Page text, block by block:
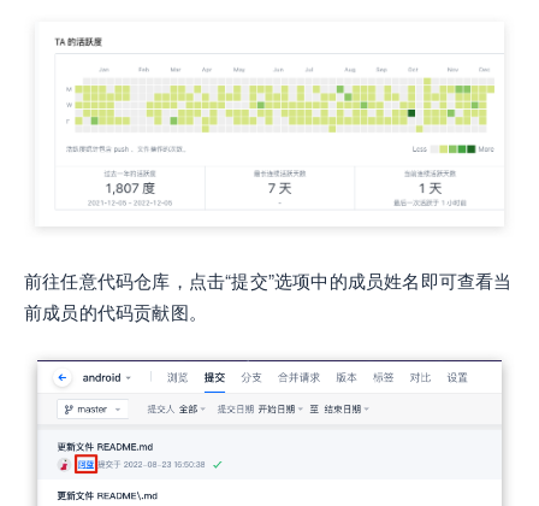
前往任意代码仓库，点击“提交”选项中的成员姓名即可查看当
前成员的代码贡献图。